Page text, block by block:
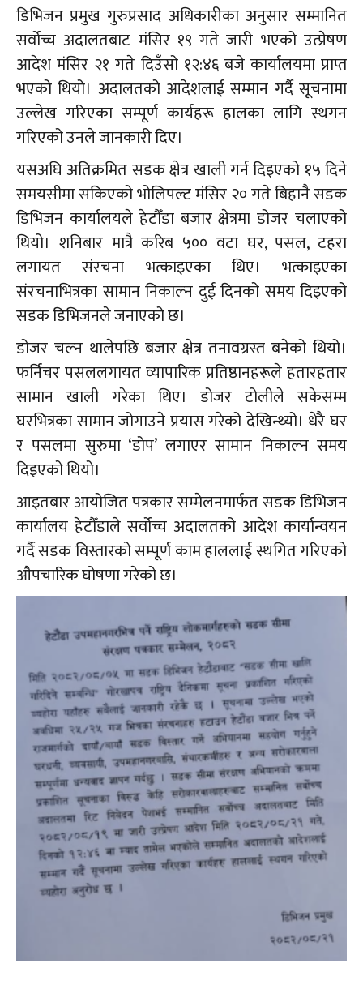
डिभिजन प्रमुख गुरुप्रसाद अधिकारीका अनुसार सम्मानित
सर्वोच्च अदालतबाट मंसिर १९ गते जारी भएको उत्प्रेषण
आदेश मंसिर २१ गते दिउँसो १२:४६ बजे कार्यालयमा प्राप्त
भएको थियो। अदालतको आदेशलाई सम्मान गर्दै सूचनामा
उल्लेख गरिएका सम्पूर्ण कार्यहरू हालका लागि स्थगन
गरिएको उनले जानकारी दिए।
यसअघि अतिक्रमित सडक क्षेत्र खाली गर्न दिइएको १५ दिने
समयसीमा सकिएको भोलिपल्ट मंसिर २० गते बिहानै सडक
डिभिजन कार्यालयले हेटौँडा बजार क्षेत्रमा डोजर चलाएको
थियो। शनिबार मात्रै करिब ५०० वटा घर, पसल, टहरा
लगायत संरचना भत्काइएका थिए। भत्काइएका
संरचनाभित्रका सामान निकाल्न दुई दिनको समय दिइएको
सडक डिभिजनले जनाएको छ।
डोजर चल्न थालेपछि बजार क्षेत्र तनावग्रस्त बनेको थियो।
फर्निचर पसललगायत व्यापारिक प्रतिष्ठानहरूले हतारहतार
सामान खाली गरेका थिए। डोजर टोलीले सकेसम्म
घरभित्रका सामान जोगाउने प्रयास गरेको देखिन्थ्यो। धेरै घर
र पसलमा सुरुमा ‘डोप’ लगाएर सामान निकाल्न समय
दिइएको थियो।
आइतबार आयोजित पत्रकार सम्मेलनमार्फत सडक डिभिजन
कार्यालय हेटौँडाले सर्वोच्च अदालतको आदेश कार्यान्वयन
गर्दै सडक विस्तारको सम्पूर्ण काम हाललाई स्थगित गरिएको
औपचारिक घोषणा गरेको छ।